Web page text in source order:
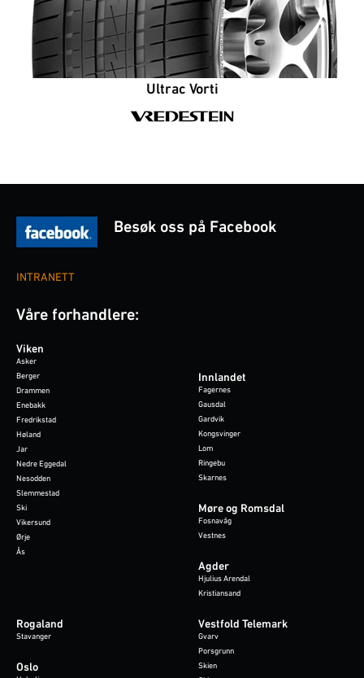
Ultrac Vorti
INTRANETT
Besøk oss på Facebook
Våre forhandlere:
Viken
Asker
Berger
Drammen
Enebakk
Fredrikstad
Høland
Jar
Nedre Eggedal
Nesodden
Slemmestad
Ski
Vikersund
Ørje
Ås
Innlandet
Fagernes
Gausdal
Gardvik
Kongsvinger
Lom
Ringebu
Skarnes
Møre og Romsdal
Fosnavåg
Vestnes
Agder
Hjulius Arendal
Kristiansand
Rogaland
Stavanger
Oslo
Vestfold Telemark
Gvarv
Porsgrunn
Skien